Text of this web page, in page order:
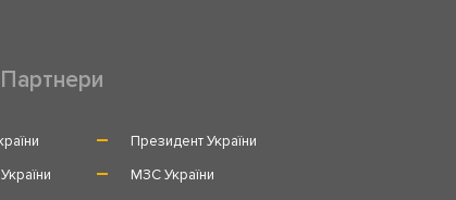
Партнери
Президент України
МЗС України